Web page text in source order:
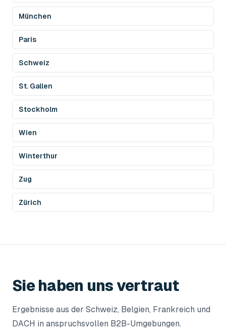
München
Paris
Schweiz
St. Gallen
Stockholm
Wien
Winterthur
Zug
Zürich
Sie haben uns vertraut
Ergebnisse aus der Schweiz, Belgien, Frankreich und
DACH in anspruchsvollen B2B-Umgebungen.